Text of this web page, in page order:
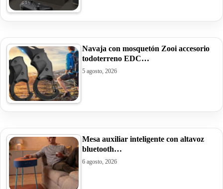
Navaja con mosquetón Zooi accesorio
todoterreno EDC…
5 agosto, 2026
Mesa auxiliar inteligente con altavoz
bluetooth…
6 agosto, 2026